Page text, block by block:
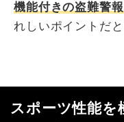
機能付きの盗難警
れしいポイントだ
スポーツ性能を